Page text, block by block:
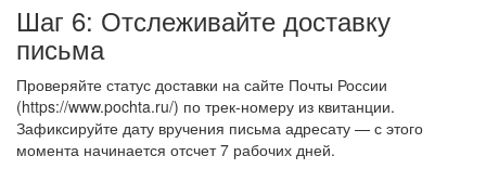
Шаг 6: Отслеживайте доставку
письма
Проверяйте статус доставки на сайте Почты России
(https://www.pochta.ru/) по трек-номеру из квитанции.
Зафиксируйте дату вручения письма адресату — с этого
момента начинается отсчет 7 рабочих дней.